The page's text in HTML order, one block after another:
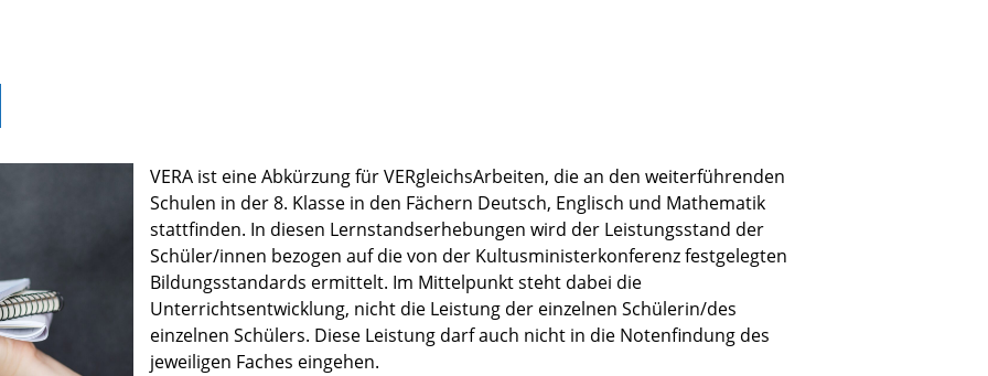
VERA ist eine Abkürzung für VERgleichsArbeiten, die an den weiterführenden
Schulen in der 8. Klasse in den Fächern Deutsch, Englisch und Mathematik
stattfinden. In diesen Lernstandserhebungen wird der Leistungsstand der
Schüler/innen bezogen auf die von der Kultusministerkonferenz festgelegten
Bildungsstandards ermittelt. Im Mittelpunkt steht dabei die
Unterrichtsentwicklung, nicht die Leistung der einzelnen Schülerin/des
einzelnen Schülers. Diese Leistung darf auch nicht in die Notenfindung des
jeweiligen Faches eingehen.